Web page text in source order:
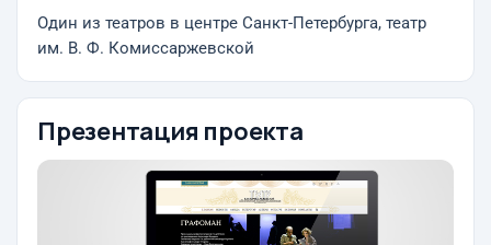
Один из театров в центре Санкт-Петербурга, театр
им. В. Ф. Комиссаржевской
Презентация проекта